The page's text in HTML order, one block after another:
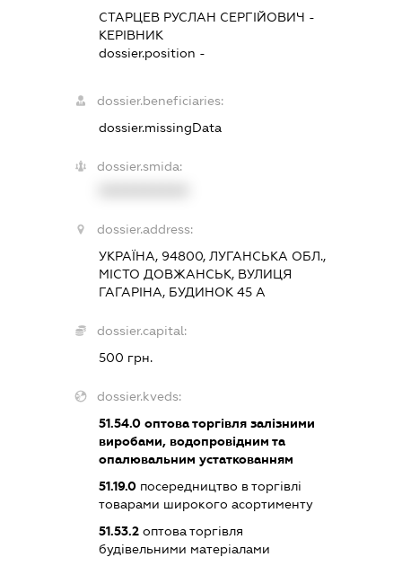
СТАРЦЕВ РУСЛАН СЕРГІЙОВИЧ -
КЕРІВНИК
dossier.position -
dossier.beneficiaries:
dossier.missingData
dossier.smida:
dossier.address:
УКРАЇНА, 94800, ЛУГАНСЬКА ОБЛ.,
МІСТО ДОВЖАНСЬК, ВУЛИЦЯ
ГАГАРІНА, БУДИНОК 45 А
dossier.capital:
500 грн.
dossier.kveds:
51.54.0оптова торгівля залізними
виробами, водопровідним та
опалювальним устаткованням
51.19.0посередництво в торгівлі
товарами широкого асортименту
51.53.2оптова торгівля
будівельними матеріалами